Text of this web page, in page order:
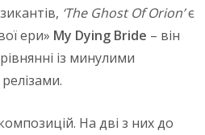
‘The Ghost Of Orion’є
ери» My Dying Bride – він
із минулими
На дві з них до